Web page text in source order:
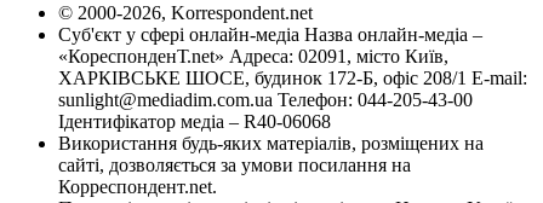
© 2000-2026, Korrespondent.net
Суб'єкт у сфері онлайн-медіа Назва онлайн-медіа –
«КореспонденТ.net» Адреса: 02091, місто Київ,
ХАРКІВСЬКЕ ШОСЕ, будинок 172-Б, офіс 208/1 E-mail:
sunlight@mediadim.com.ua Телефон: 044-205-43-00
Ідентифікатор медіа – R40-06068
Використання будь-яких матеріалів, розміщених на
сайті, дозволяється за умови посилання на
Корреспондент.net.